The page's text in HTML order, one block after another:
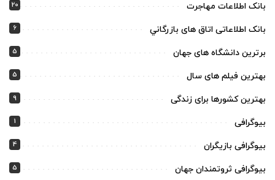
بانک اطلاعات مهاجرت 20
بانک اطلاعاتی اتاق های بازرگاني 6
برترین دانشگاه های جهان 5
بهترین فیلم های سال 5
بهترین کشورها برای زندگی 9
بیوگرافی 1
بیوگرافی بازیگران 4
بیوگرافی ثروتمندان جهان 5